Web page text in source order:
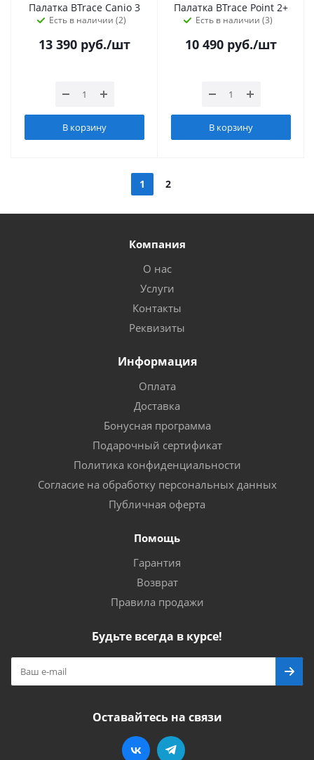
Палатка BTrace Canio 3
Есть в наличии (2)
13 390 руб./шт
В корзину
Палатка BTrace Point 2+
Есть в наличии (3)
10 490 руб./шт
В корзину
1 2
Компания
О нас
Услуги
Контакты
Реквизиты
Информация
Оплата
Доставка
Бонусная программа
Подарочный сертификат
Политика конфиденциальности
Согласие на обработку персональных данных
Публичная оферта
Помощь
Гарантия
Возврат
Правила продажи
Будьте всегда в курсе!
Оставайтесь на связи